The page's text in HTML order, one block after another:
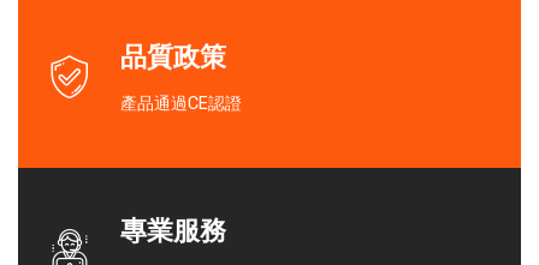
品質政策
產品通過CE認證
專業服務